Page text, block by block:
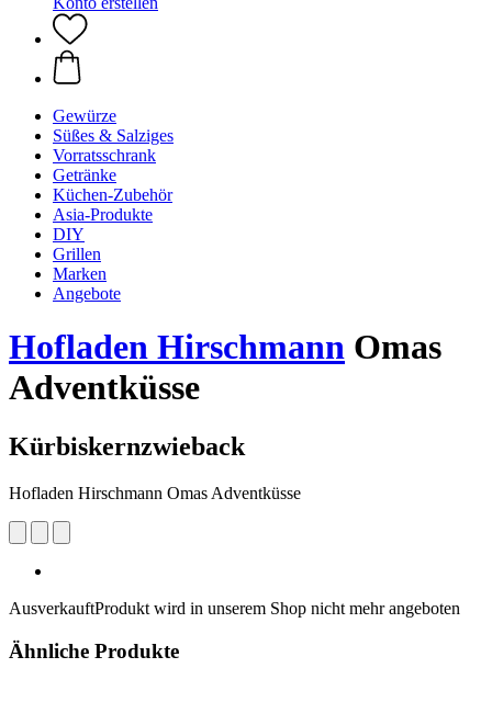
Gewürze
Süßes & Salziges
Vorratsschrank
Getränke
Küchen-Zubehör
Asia-Produkte
DIY
Grillen
Marken
Angebote
Hofladen Hirschmann Omas
Adventküsse
Kürbiskernzwieback
Hofladen Hirschmann Omas Adventküsse
AusverkauftProdukt wird in unserem Shop nicht mehr angeboten
Ähnliche Produkte